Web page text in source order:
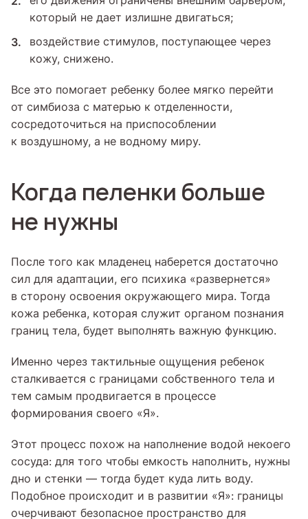
который не дает излишне двигаться;
воздействие стимулов, поступающее через
кожу, снижено.
Все это помогает ребенку более мягко перейти
от симбиоза с матерью к отделенности,
сосредоточиться на приспособлении
к воздушному, а не водному миру.
Когда пеленки больше
не нужны
После того как младенец наберется достаточно
сил для адаптации, его психика «развернется»
в сторону освоения окружающего мира. Тогда
кожа ребенка, которая служит органом познания
границ тела, будет выполнять важную функцию.
Именно через тактильные ощущения ребенок
сталкивается с границами собственного тела и
тем самым продвигается в процессе
формирования своего «Я».
Этот процесс похож на наполнение водой некоего
сосуда: для того чтобы емкость наполнить, нужны
дно и стенки — тогда будет куда лить воду.
Подобное происходит и в развитии «Я»: границы
очерчивают безопасное пространство для